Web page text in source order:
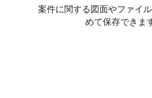
案件に関する図面やファイ
めて保存できま